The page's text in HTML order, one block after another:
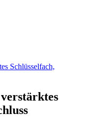
Schlüsselfach,